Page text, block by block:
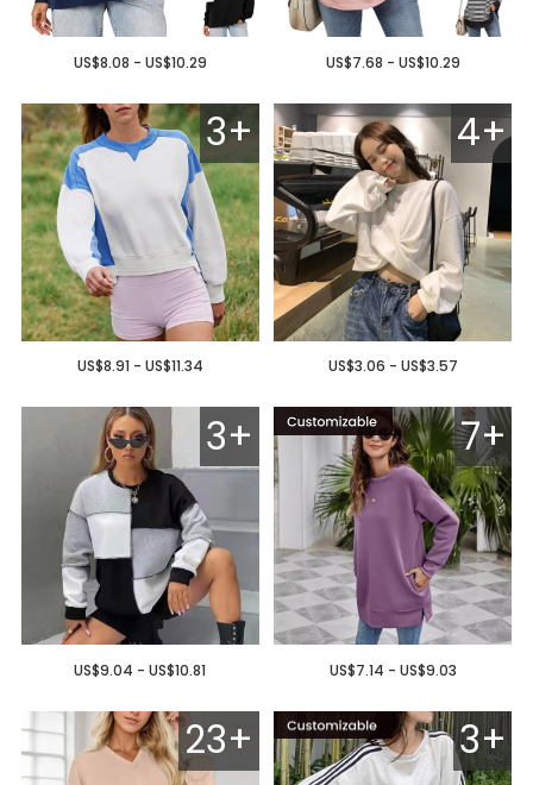
US$8.08 - US$10.29 US$7.68 - US$10.29
3+
US$8.91 - US$11.34
4+
US$3.06 - US$3.57
3+
US$9.04 - US$10.81
7+
US$7.14 - US$9.03
23+ 3+